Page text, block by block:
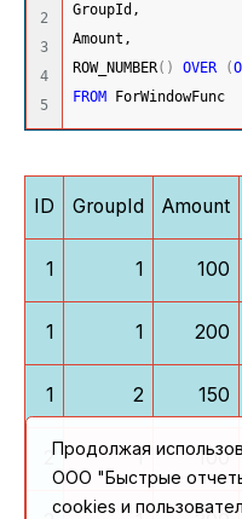
2
3
4
GroupId,
Amount,
ROW_NUMBER( ) OVER (
FROM ForWindowFunc
ID GroupId Amount
1 1 100
1 1 200
1 2 150
2 1 100
Продолжая
ООО "Быстрые
cookies и